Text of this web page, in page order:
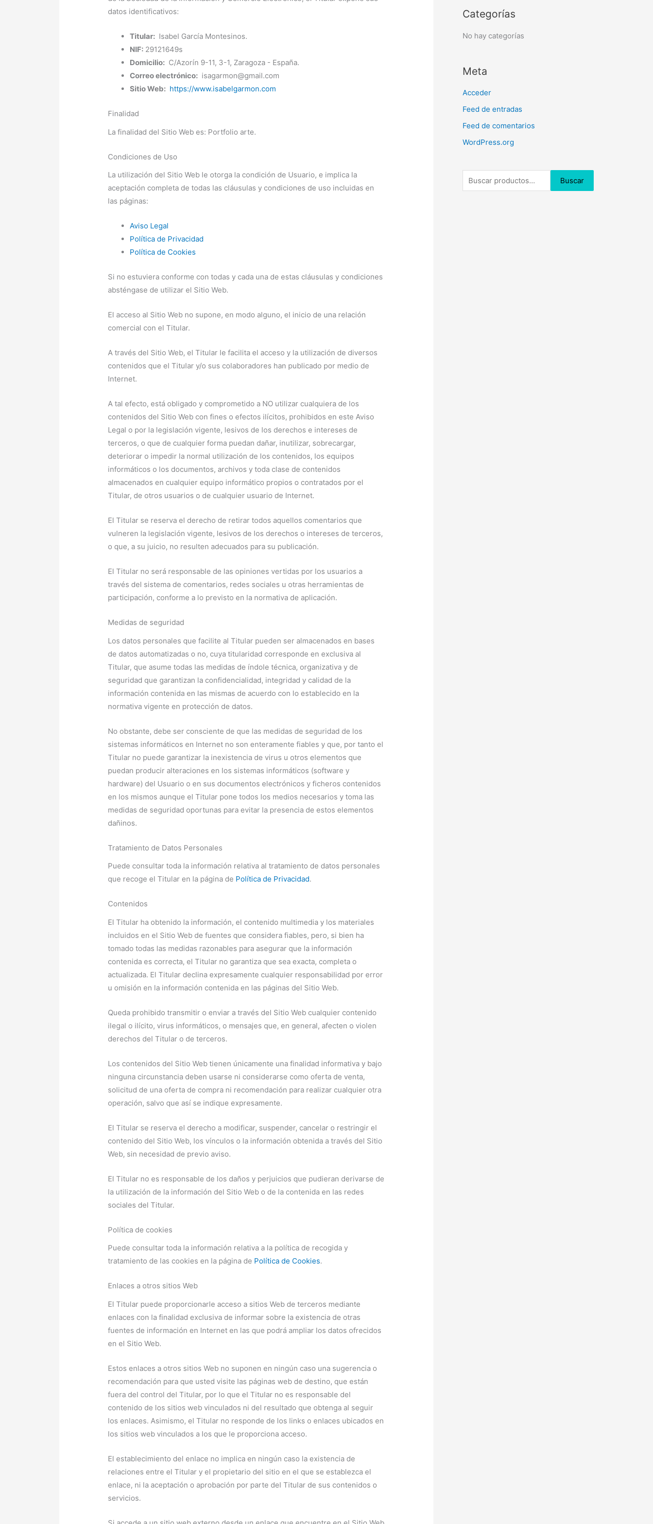
datos identificativos:
Titular: Isabel García Montesinos.
NIF: 29121649s
Domicilio: C/Azorín 9-11, 3-1, Zaragoza - España.
Correo electrónico: isagarmon@gmail.com
Sitio Web: https://www.isabelgarmon.com
Finalidad
La finalidad del Sitio Web es: Portfolio arte.
Condiciones de Uso
La utilización del Sitio Web le otorga la condición de Usuario, e implica la
aceptación completa de todas las cláusulas y condiciones de uso incluidas en
las páginas:
Aviso Legal
Política de Privacidad
Política de Cookies
Si no estuviera conforme con todas y cada una de estas cláusulas y condiciones
absténgase de utilizar el Sitio Web.
El acceso al Sitio Web no supone, en modo alguno, el inicio de una relación
comercial con el Titular.
A través del Sitio Web, el Titular le facilita el acceso y la utilización de diversos
contenidos que el Titular y/o sus colaboradores han publicado por medio de
Internet.
A tal efecto, está obligado y comprometido a NO utilizar cualquiera de los
contenidos del Sitio Web con fines o efectos ilícitos, prohibidos en este Aviso
Legal o por la legislación vigente, lesivos de los derechos e intereses de
terceros, o que de cualquier forma puedan dañar, inutilizar, sobrecargar,
deteriorar o impedir la normal utilización de los contenidos, los equipos
informáticos o los documentos, archivos y toda clase de contenidos
almacenados en cualquier equipo informático propios o contratados por el
Titular, de otros usuarios o de cualquier usuario de Internet.
El Titular se reserva el derecho de retirar todos aquellos comentarios que
vulneren la legislación vigente, lesivos de los derechos o intereses de terceros,
o que, a su juicio, no resulten adecuados para su publicación.
El Titular no será responsable de las opiniones vertidas por los usuarios a
través del sistema de comentarios, redes sociales u otras herramientas de
participación, conforme a lo previsto en la normativa de aplicación.
Medidas de seguridad
Los datos personales que facilite al Titular pueden ser almacenados en bases
de datos automatizadas o no, cuya titularidad corresponde en exclusiva al
Titular, que asume todas las medidas de índole técnica, organizativa y de
seguridad que garantizan la confidencialidad, integridad y calidad de la
información contenida en las mismas de acuerdo con lo establecido en la
normativa vigente en protección de datos.
No obstante, debe ser consciente de que las medidas de seguridad de los
sistemas informáticos en Internet no son enteramente fiables y que, por tanto el
Titular no puede garantizar la inexistencia de virus u otros elementos que
puedan producir alteraciones en los sistemas informáticos (software y
hardware) del Usuario o en sus documentos electrónicos y ficheros contenidos
en los mismos aunque el Titular pone todos los medios necesarios y toma las
medidas de seguridad oportunas para evitar la presencia de estos elementos
dañinos.
Tratamiento de Datos Personales
Puede consultar toda la información relativa al tratamiento de datos personales
que recoge el Titular en la página de Política de Privacidad.
Contenidos
El Titular ha obtenido la información, el contenido multimedia y los materiales
incluidos en el Sitio Web de fuentes que considera fiables, pero, si bien ha
tomado todas las medidas razonables para asegurar que la información
contenida es correcta, el Titular no garantiza que sea exacta, completa o
actualizada. El Titular declina expresamente cualquier responsabilidad por error
u omisión en la información contenida en las páginas del Sitio Web.
Queda prohibido transmitir o enviar a través del Sitio Web cualquier contenido
ilegal o ilícito, virus informáticos, o mensajes que, en general, afecten o violen
derechos del Titular o de terceros.
Los contenidos del Sitio Web tienen únicamente una finalidad informativa y bajo
ninguna circunstancia deben usarse ni considerarse como oferta de venta,
solicitud de una oferta de compra ni recomendación para realizar cualquier otra
operación, salvo que así se indique expresamente.
El Titular se reserva el derecho a modificar, suspender, cancelar o restringir el
contenido del Sitio Web, los vínculos o la información obtenida a través del Sitio
Web, sin necesidad de previo aviso.
El Titular no es responsable de los daños y perjuicios que pudieran derivarse de
la utilización de la información del Sitio Web o de la contenida en las redes
sociales del Titular.
Política de cookies
Puede consultar toda la información relativa a la política de recogida y
tratamiento de las cookies en la página de Política de Cookies.
Enlaces a otros sitios Web
El Titular puede proporcionarle acceso a sitios Web de terceros mediante
enlaces con la finalidad exclusiva de informar sobre la existencia de otras
fuentes de información en Internet en las que podrá ampliar los datos ofrecidos
en el Sitio Web.
Estos enlaces a otros sitios Web no suponen en ningún caso una sugerencia o
recomendación para que usted visite las páginas web de destino, que están
fuera del control del Titular, por lo que el Titular no es responsable del
contenido de los sitios web vinculados ni del resultado que obtenga al seguir
los enlaces. Asimismo, el Titular no responde de los links o enlaces ubicados en
los sitios web vinculados a los que le proporciona acceso.
El establecimiento del enlace no implica en ningún caso la existencia de
relaciones entre el Titular y el propietario del sitio en el que se establezca el
enlace, ni la aceptación o aprobación por parte del Titular de sus contenidos o
servicios.
o
:
Categorías
No hay categorías
Meta
Acceder
Feed de entradas
Feed de comentarios
WordPress.org
r
:
Buscar